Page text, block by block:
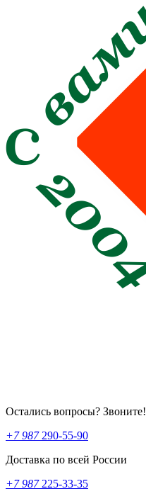
Остались вопросы? Звоните!
+7 987290-55-90
Доставка по всей России
+7 987225-33-35